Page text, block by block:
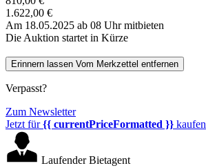
1.622,00 €
Am 18.05.2025 ab 08 Uhr mitbieten
Die Auktion startet in Kürze
Erinnern lassen Vom Merkzettel entfernen
Verpasst?
Zum Newsletter
Jetzt für{{ currentPriceFormatted }} kaufen
Laufender Bietagent